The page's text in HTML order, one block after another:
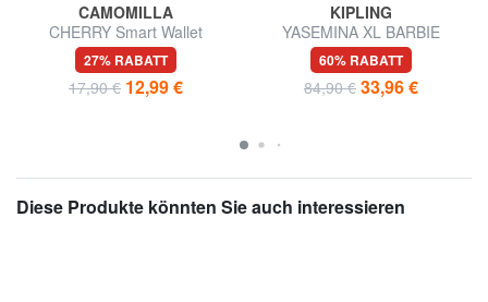
CAMOMILLA
CHERRY Smart Wallet
27% RABATT
17,90 € 12,99 €
KIPLING
YASEMINA XL BARBIE
Umhängetasche
60% RABATT
84,90 € 33,96 €
Diese Produkte könnten Sie auch interessieren